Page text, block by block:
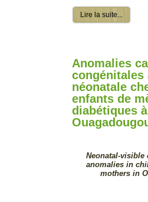
Lire la suite...
Anomalies
congénitales
néonatale
enfants de
diabétiques à
Neonatal-visible
anomalies in
mothers in